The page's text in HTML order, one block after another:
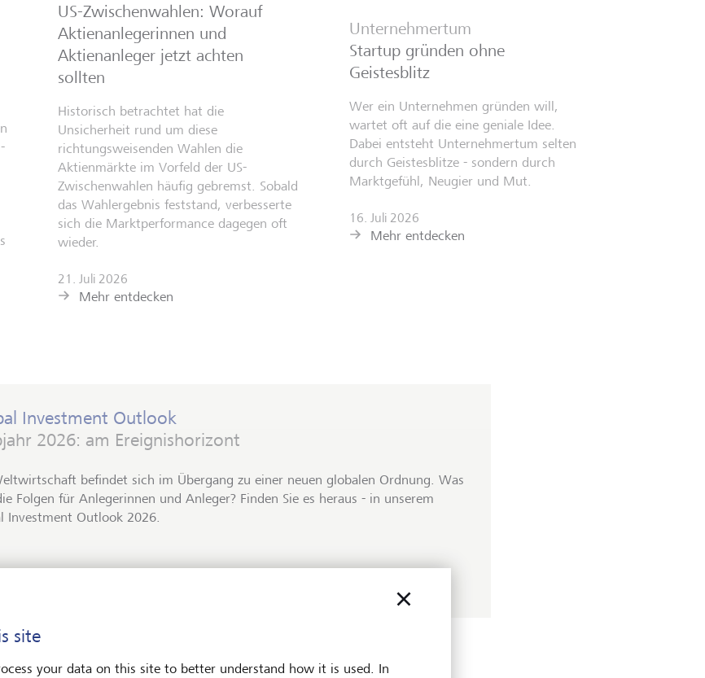
US-Zwischenwahlen: Worauf
Aktienanlegerinnen und
Aktienanleger jetzt achten
sollten
Historisch betrachtet hat die
Unsicherheit rund um diese
richtungsweisenden Wahlen die
Aktienmärkte im Vorfeld der US-
Zwischenwahlen häufig gebremst. Sobald
das Wahlergebnis feststand, verbesserte
sich die Marktperformance dagegen oft
wieder.
21. Juli 2026
Mehr entdecken
Unternehmertum
Startup gründen ohne
Geistesblitz
Wer ein Unternehmen gründen will,
wartet oft auf die eine geniale Idee.
Dabei entsteht Unternehmertum selten
durch Geistesblitze - sondern durch
Marktgefühl, Neugier und Mut.
16. Juli 2026
Mehr entdecken
Investment Outlook
2026: am Ereignishorizont
befindet sich im Übergang zu einer neuen globalen Ordnung. Was
Folgen für Anlegerinnen und Anleger? Finden Sie es heraus - in unserem
Investment Outlook 2026.
site
your data on this site to better understand how it is used. In